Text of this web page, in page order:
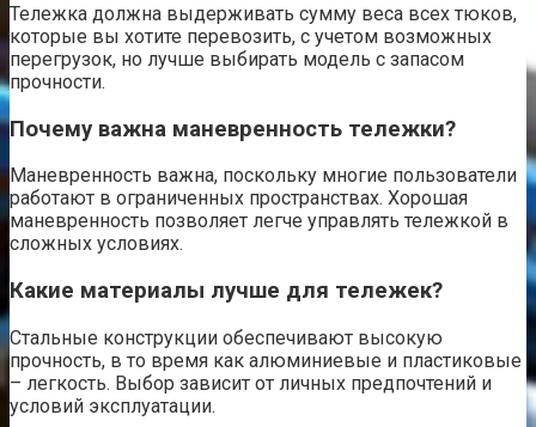
Тележка должна выдерживать сумму веса всех тюков,
которые вы хотите перевозить, с учетом возможных
перегрузок, но лучше выбирать модель с запасом
прочности.
Почему важна маневренность тележки?
Маневренность важна, поскольку многие пользователи
работают в ограниченных пространствах. Хорошая
маневренность позволяет легче управлять тележкой в
сложных условиях.
Какие материалы лучше для тележек?
Стальные конструкции обеспечивают высокую
прочность, в то время как алюминиевые и пластиковые
– легкость. Выбор зависит от личных предпочтений и
условий эксплуатации.